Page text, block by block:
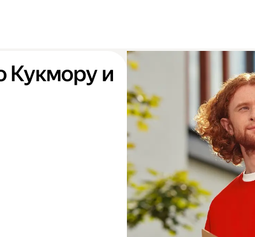
Кукмору и